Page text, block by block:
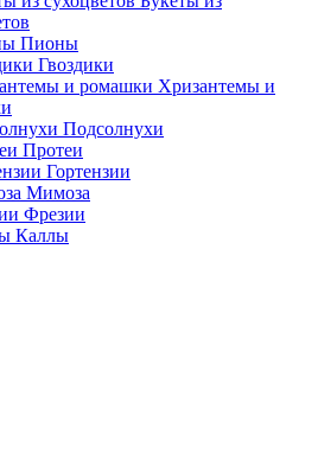
Пионы
Гвоздики
Хризантемы и
Подсолнухи
Протеи
Гортензии
Мимоза
Фрезии
Каллы